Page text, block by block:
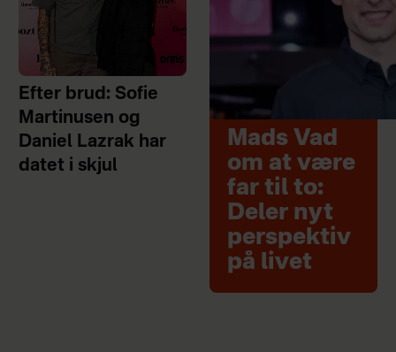
Efter brud: Sofie
Martinusen og
Daniel Lazrak har
datet i skjul
Mads Vad
om at være
far til to:
Deler nyt
perspektiv
på livet